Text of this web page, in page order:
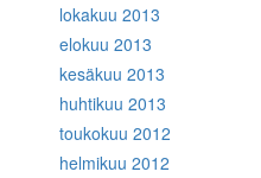
lokakuu 2013
elokuu 2013
kesäkuu 2013
huhtikuu 2013
toukokuu 2012
helmikuu 2012